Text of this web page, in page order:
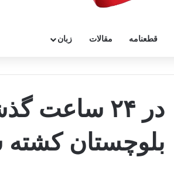
قطعنامه مقالات زبان
بلوچستان کشته